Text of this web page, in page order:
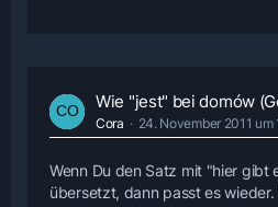
Wie "jest" bei domów
Cora 24. November 2011 um
Wenn Du den Satz mit "hier gibt
übersetzt, dann passt es